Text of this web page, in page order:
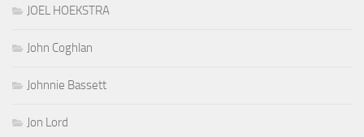
JOEL HOEKSTRA
John Coghlan
Johnnie Bassett
Jon Lord